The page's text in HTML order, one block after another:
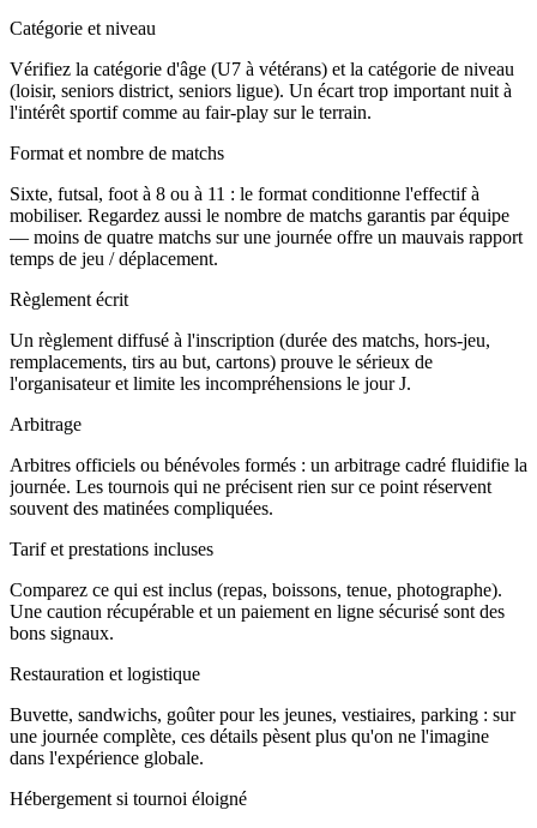
Catégorie et niveau
Vérifiez la catégorie d'âge (U7 à vétérans) et la catégorie de niveau
(loisir, seniors district, seniors ligue). Un écart trop important nuit à
l'intérêt sportif comme au fair-play sur le terrain.
Format et nombre de matchs
Sixte, futsal, foot à 8 ou à 11 : le format conditionne l'effectif à
mobiliser. Regardez aussi le nombre de matchs garantis par équipe
— moins de quatre matchs sur une journée offre un mauvais rapport
temps de jeu / déplacement.
Règlement écrit
Un règlement diffusé à l'inscription (durée des matchs, hors-jeu,
remplacements, tirs au but, cartons) prouve le sérieux de
l'organisateur et limite les incompréhensions le jour J.
Arbitrage
Arbitres officiels ou bénévoles formés : un arbitrage cadré fluidifie la
journée. Les tournois qui ne précisent rien sur ce point réservent
souvent des matinées compliquées.
Tarif et prestations incluses
Comparez ce qui est inclus (repas, boissons, tenue, photographe).
Une caution récupérable et un paiement en ligne sécurisé sont des
bons signaux.
Restauration et logistique
Buvette, sandwichs, goûter pour les jeunes, vestiaires, parking : sur
une journée complète, ces détails pèsent plus qu'on ne l'imagine
dans l'expérience globale.
Hébergement si tournoi éloigné